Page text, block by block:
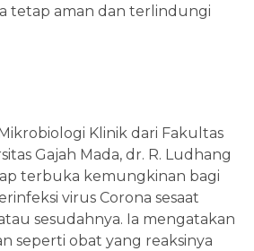
tetap aman dan terlindungi
Klinik dari Fakultas
Gajah Mada, dr. R. Ludhang
terbuka kemungkinan bagi
virus Corona sesaat
sesudahnya. Ia mengatakan
seperti obat yang reaksinya